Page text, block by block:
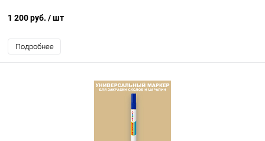
1 200 руб. / шт
Подробнее